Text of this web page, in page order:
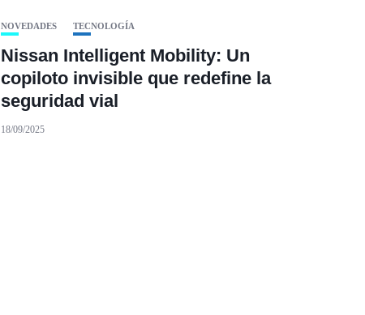
NOVEDADES TECNOLOGÍA
Nissan Intelligent Mobility: Un
copiloto invisible que redefine la
seguridad vial
18/09/2025